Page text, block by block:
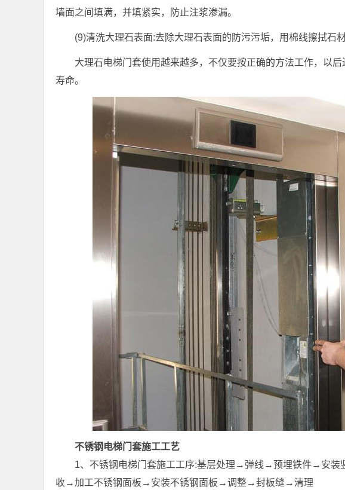
墙面之间填满，并填紧实，防止注浆渗漏。
(9)清洗大理石表面:去除大理石表面的防污污垢，用棉线擦拭石材
大理石电梯门套使用越来越多，不仅要按正确的方法工作，以
寿命。
不锈钢电梯门套施工工艺
1、不锈钢电梯门套施工工序:基层处理→弹线→预埋铁件→安
收→加工不锈钢面板→安装不锈钢面板→调整→封板缝→清理